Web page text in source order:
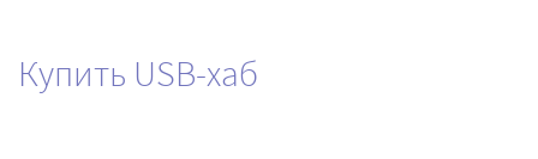
Купить USB-хаб